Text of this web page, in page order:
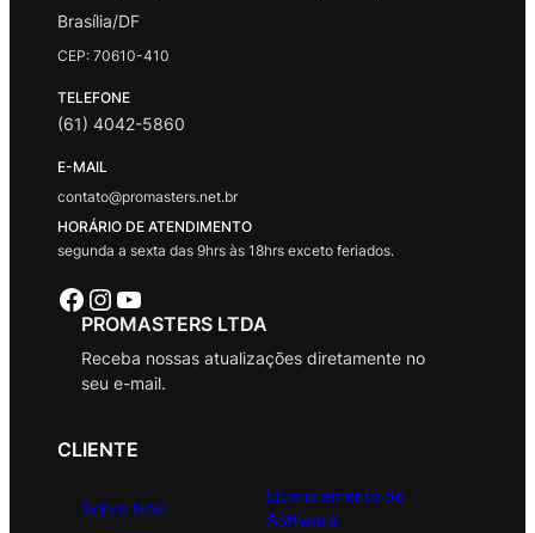
Brasília/DF
CEP: 70610-410
TELEFONE
(61) 4042-5860
E-MAIL
contato@promasters.net.br
HORÁRIO DE ATENDIMENTO
segunda a sexta das 9hrs às 18hrs exceto feriados.
Facebook Instagram Youtube
PROMASTERS LTDA
Receba nossas atualizações diretamente no
seu e-mail.
CLIENTE
Sobre Nós
Licenciamento de
Software